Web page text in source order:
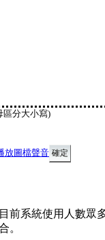
區分大小寫)
放圖檔聲音
前系統使用人數眾
。